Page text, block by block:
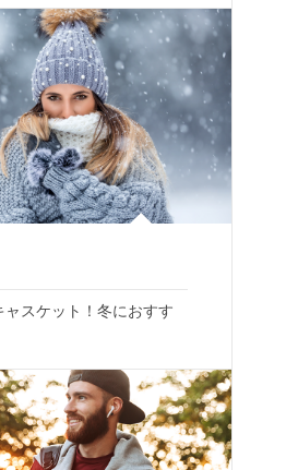
スケット！冬におすす